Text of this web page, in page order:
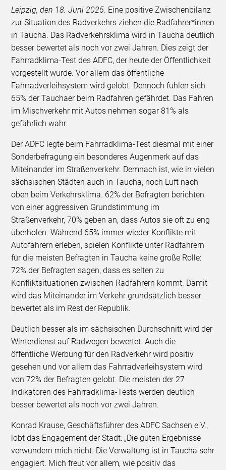
Leipzig, den 18. Juni 2025. Eine positive Zwischenbilanz
zur Situation des Radverkehrs ziehen die Radfahrer*innen
in Taucha. Das Radverkehrsklima wird in Taucha deutlich
besser bewertet als noch vor zwei Jahren. Dies zeigt der
Fahrradklima-Test des ADFC, der heute der Öffentlichkeit
vorgestellt wurde. Vor allem das öffentliche
Fahrradverleihsystem wird gelobt. Dennoch fühlen sich
65% der Tauchaer beim Radfahren gefährdet. Das Fahren
im Mischverkehr mit Autos nehmen sogar 81% als
gefährlich wahr.
Der ADFC legte beim Fahrradklima-Test diesmal mit einer
Sonderbefragung ein besonderes Augenmerk auf das
Miteinander im Straßenverkehr. Demnach ist, wie in vielen
sächsischen Städten auch in Taucha, noch Luft nach
oben beim Verkehrsklima. 62% der Befragten berichten
von einer aggressiven Grundstimmung im
Straßenverkehr, 70% geben an, dass Autos sie oft zu eng
überholen. Während 65% immer wieder Konflikte mit
Autofahrern erleben, spielen Konflikte unter Radfahrern
für die meisten Befragten in Taucha keine große Rolle:
72% der Befragten sagen, dass es selten zu
Konfliktsituationen zwischen Radfahrern kommt. Damit
wird das Miteinander im Verkehr grundsätzlich besser
bewertet als im Rest der Republik.
Deutlich besser als im sächsischen Durchschnitt wird der
Winterdienst auf Radwegen bewertet. Auch die
öffentliche Werbung für den Radverkehr wird positiv
gesehen und vor allem das Fahrradverleihsystem wird
von 72% der Befragten gelobt. Die meisten der 27
Indikatoren des Fahrradklima-Tests werden deutlich
besser bewertet als noch vor zwei Jahren.
Konrad Krause, Geschäftsführer des ADFC Sachsen e.V.,
lobt das Engagement der Stadt: „Die guten Ergebnisse
verwundern mich nicht. Die Verwaltung ist in Taucha sehr
engagiert. Mich freut vor allem, wie positiv das